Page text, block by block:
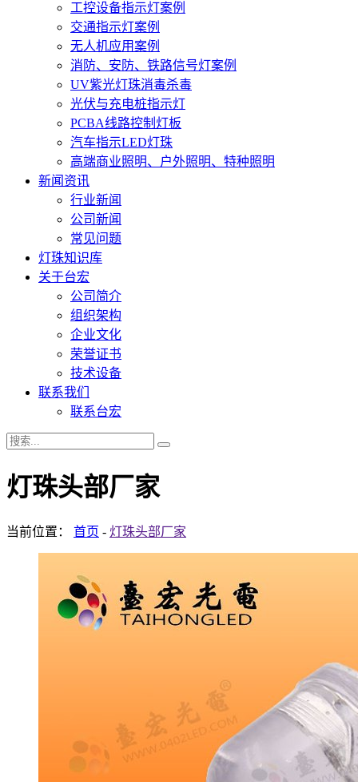
工控设备指示灯案例
交通指示灯案例
无人机应用案例
消防、安防、铁路信号灯案例
UV紫光灯珠消毒杀毒
光伏与充电桩指示灯
PCBA线路控制灯板
汽车指示LED灯珠
高端商业照明、户外照明、特种照明
新闻资讯
行业新闻
公司新闻
常见问题
灯珠知识库
关于台宏
公司简介
组织架构
企业文化
荣誉证书
技术设备
联系我们
联系台宏
灯珠头部厂家
当前位置： 首页 - 灯珠头部厂家